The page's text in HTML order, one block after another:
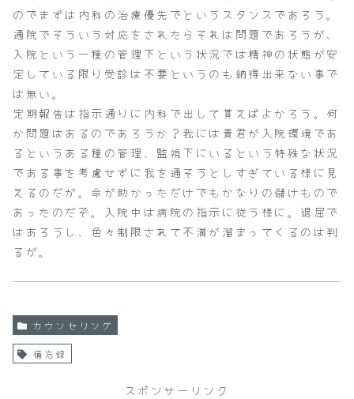
のでまずは内科の治療優先でというスタンスであろう。
通院でそういう対応をされたらそれは問題であろうが、
入院という一種の管理下という状況では精神の状態が安
定している限り受診は不要というのも納得出来ない事で
は無い。
定期報告は指示通りに内科で出して貰えばよかろう。何
か問題はあるのであろうか？我には貴君が入院環境であ
るというある種の管理、監視下にいるという特殊な状況
である事を考慮せずに我を通そうとしすぎている様に見
えるのだが。命が助かっただけでもかなりの儲けもので
あったのだぞ。入院中は病院の指示に従う様に。退屈で
はあろうし、色々制限されて不満が溜まってくるのは判
るが。
カウンセリング
備忘録
スポンサーリンク